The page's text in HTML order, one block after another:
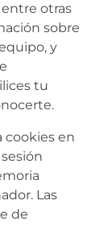
otras
sobre
y
tu
cookies en
Las
de